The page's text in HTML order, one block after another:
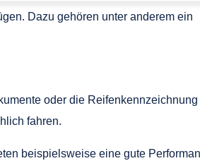
Dazu gehören unter anderem ein
oder die Reifenkennzeichnung
fahren.
beispielsweise eine gute